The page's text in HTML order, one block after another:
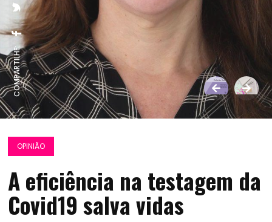
COMPARTILHE:
OPINIÃO
A eficiência na testagem da
Covid19 salva vidas